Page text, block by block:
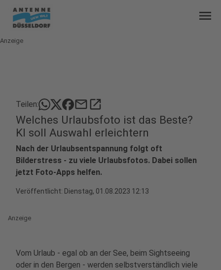
menu
Anzeige
Teilen: mailopen_in_new
Welches Urlaubsfoto ist das Beste?
KI soll Auswahl erleichtern
Nach der Urlaubsentspannung folgt oft
Bilderstress - zu viele Urlaubsfotos. Dabei sollen
jetzt Foto-Apps helfen.
Veröffentlicht: Dienstag, 01.08.2023 12:13
Anzeige
Vom Urlaub - egal ob an der See, beim Sightseeing
oder in den Bergen - werden selbstverständlich viele